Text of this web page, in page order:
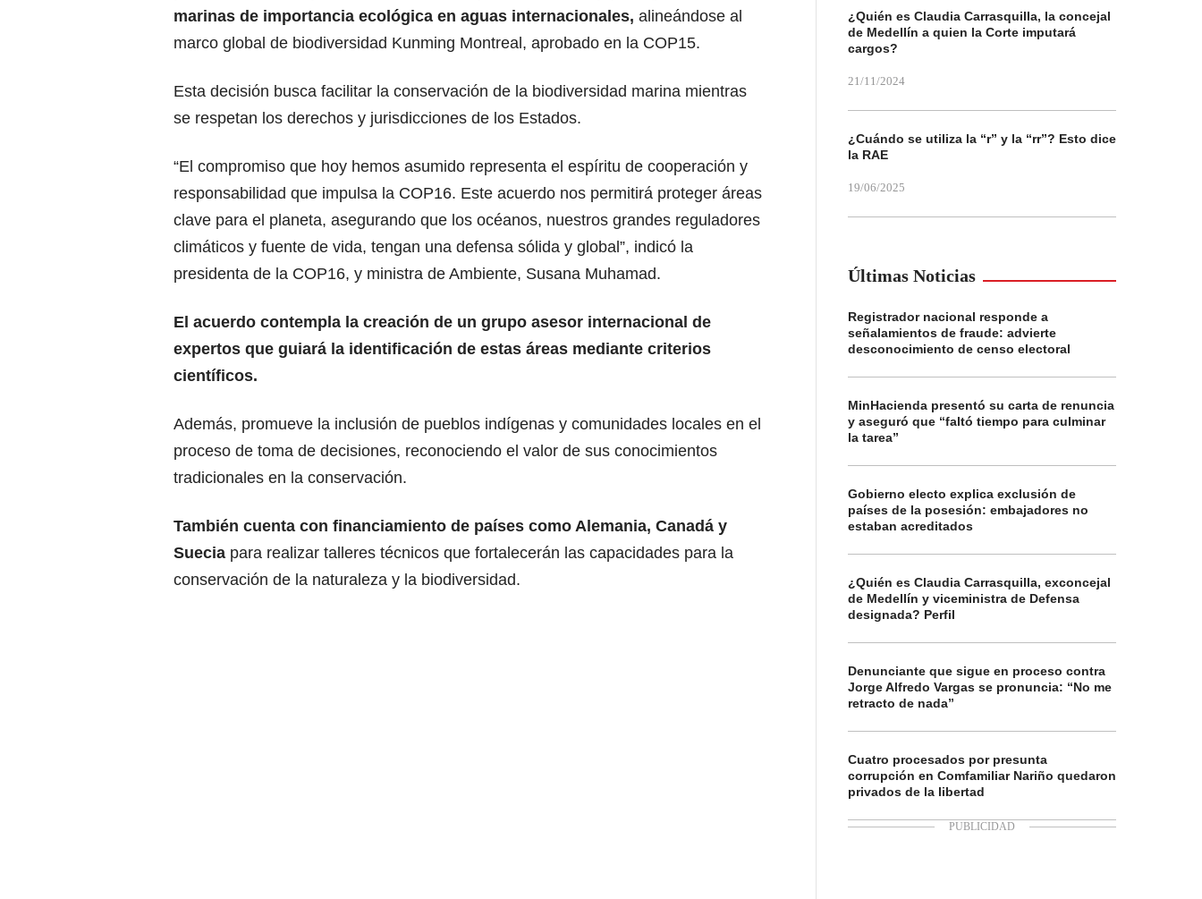
marinas de importancia ecológica en aguas internacionales, alineándose al
marco global de biodiversidad Kunming Montreal, aprobado en la COP15.
Esta decisión busca facilitar la conservación de la biodiversidad marina mientras
se respetan los derechos y jurisdicciones de los Estados.
“El compromiso que hoy hemos asumido representa el espíritu de cooperación y
responsabilidad que impulsa la COP16. Este acuerdo nos permitirá proteger áreas
clave para el planeta, asegurando que los océanos, nuestros grandes reguladores
climáticos y fuente de vida, tengan una defensa sólida y global”, indicó la
presidenta de la COP16, y ministra de Ambiente, Susana Muhamad.
El acuerdo contempla la creación de un grupo asesor internacional de
expertos que guiará la identificación de estas áreas mediante criterios
científicos.
Además, promueve la inclusión de pueblos indígenas y comunidades locales en el
proceso de toma de decisiones, reconociendo el valor de sus conocimientos
tradicionales en la conservación.
También cuenta con financiamiento de países como Alemania, Canadá y
Suecia para realizar talleres técnicos que fortalecerán las capacidades para la
conservación de la naturaleza y la biodiversidad.
¿Quién es Claudia Carrasquilla, la concejal
de Medellín a quien la Corte imputará
cargos?
21/11/2024
¿Cuándo se utiliza la “r” y la “rr”? Esto dice
la RAE
19/06/2025
Últimas Noticias
Registrador nacional responde a
señalamientos de fraude: advierte
desconocimiento de censo electoral
MinHacienda presentó su carta de renuncia
y aseguró que “faltó tiempo para culminar
la tarea”
Gobierno electo explica exclusión de
países de la posesión: embajadores no
estaban acreditados
¿Quién es Claudia Carrasquilla, exconcejal
de Medellín y viceministra de Defensa
designada? Perfil
Denunciante que sigue en proceso contra
Jorge Alfredo Vargas se pronuncia: “No me
retracto de nada”
Cuatro procesados por presunta
corrupción en Comfamiliar Nariño quedaron
privados de la libertad